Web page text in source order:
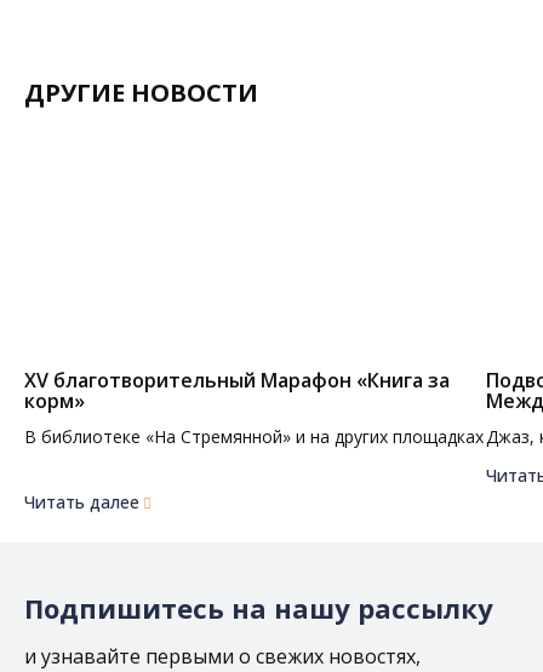
ДРУГИЕ НОВОСТИ
XV благотворительный Марафон «Книга за
корм»
В библиотеке «На Стремянной» и на других площадках
Читать далее
Джаз,
Подпишитесь на нашу рассылку
и узнавайте первыми о свежих новостях,